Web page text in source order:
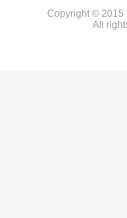
Copyright © 2015
All